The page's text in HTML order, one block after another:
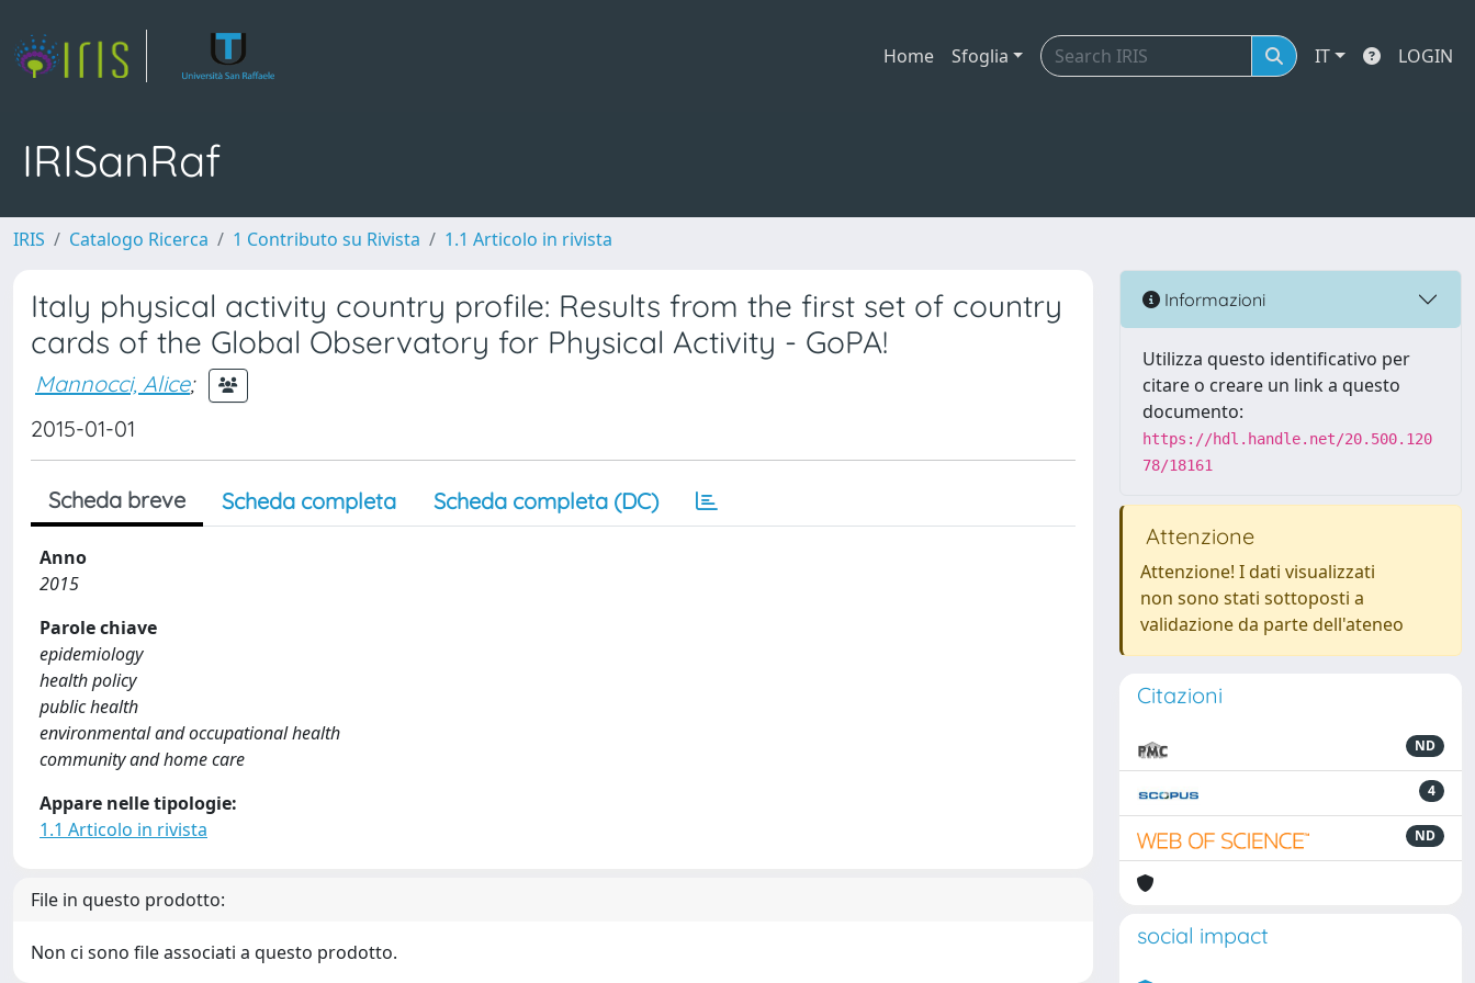
Home Sfoglia IT LOGIN
IRISanRaf
IRIS Catalogo Ricerca 1 Contributo su Rivista 1.1 Articolo in rivista
Italy physical activity country profile: Results from the first set of country
cards of the Global Observatory for Physical Activity - GoPA!
Mannocci, Alice;
2015-01-01
Scheda breve Scheda completa Scheda completa (DC)
Anno
2015
Parole chiave
epidemiology
health policy
public health
environmental and occupational health
community and home care
Appare nelle tipologie:
1.1 Articolo in rivista
File in questo prodotto:
Non ci sono file associati a questo prodotto.
Informazioni
Utilizza questo identificativo per
citare o creare un link a questo
documento:
https://hdl.handle.net/20.500.120
78/18161
Attenzione
Attenzione! I dati visualizzati
non sono stati sottoposti a
validazione da parte dell'ateneo
Citazioni
ND
4
ND
social impact